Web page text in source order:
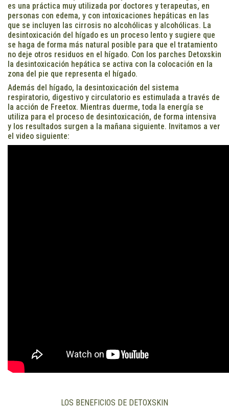
es una práctica muy utilizada por doctores y terapeutas, en
personas con edema, y con intoxicaciones hepáticas en las
que se incluyen las cirrosis no alcohólicas y alcohólicas. La
desintoxicación del hígado es un proceso lento y sugiere que
se haga de forma más natural posible para que el tratamiento
no deje otros residuos en el hígado. Con los parches Detoxskin
la desintoxicación hepática se activa con la colocación en la
zona del pie que representa el hígado.
Además del hígado, la desintoxicación del sistema
respiratorio, digestivo y circulatorio es estimulada a través de
la acción de Freetox. Mientras duerme, toda la energía se
utiliza para el proceso de desintoxicación, de forma intensiva
y los resultados surgen a la mañana siguiente. Invitamos a ver
el video siguiente:
LOS BENEFICIOS DE DETOXSKIN